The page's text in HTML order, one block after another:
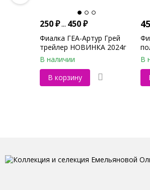
250₽... 450₽
Фиалка ГЕА-Артур Грей
трейлер НОВИНКА 2024г
В наличии
В корзину
В